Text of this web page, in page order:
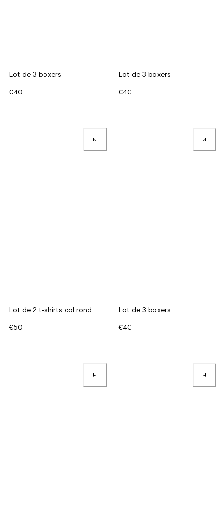
Lot de 3 boxers
€40
Lot de 3 boxers
€40
Lot de 2 t-shirts col rond
€50
Lot de 3 boxers
€40